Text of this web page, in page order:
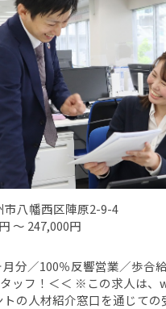
市八幡西区陣原2-9-4
～ 247,000円
月分／100％反響営業／歩合
ッフ！＜＜ ※この求人は、
の人材紹介窓口を通じての